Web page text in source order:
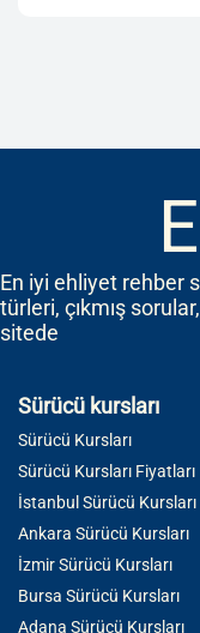
En iyi ehliyet rehber
türleri, çıkmış
sitede
Sürücü kursları
Sürücü Kursları
Sürücü Kursları Fiyatları
İstanbul Sürücü Kursları
Ankara Sürücü Kursları
İzmir Sürücü Kursları
Bursa Sürücü Kursları
Adana Sürücü Kursları